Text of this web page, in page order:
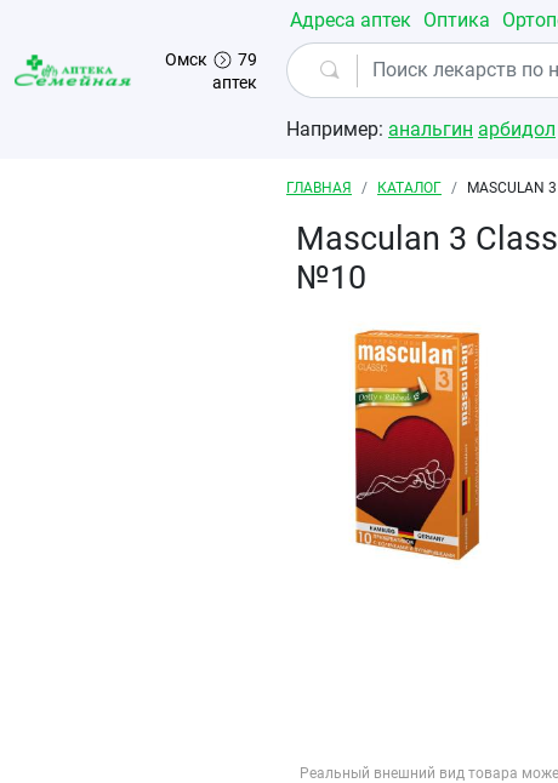
Перейти к основному содержанию
Омск
79
аптек
Адреса аптек Оптика
Например: анальгин арбидол
Строка навигации
ГЛАВНАЯ КАТАЛОГ
Masculan 3
№10
Реальный внешний вид товара